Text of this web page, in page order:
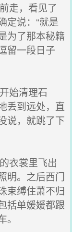
走，看见了
定说：“就是
为了那本秘籍
留一段日子
始清理石
丢到远处，直
说，就跳了下
衣裳里飞出
明。之后西门
束缚住萧不归
括单媛媛都跟